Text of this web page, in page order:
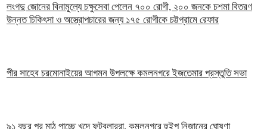
লংগদু জোনের বিনামূল্যে চক্ষুসেবা পেলেন ৭০০ রোগী, ২০০ জনকে চশমা বিতরণ
উন্নত চিকিৎসা ও অস্ত্রোপচারের জন্য ১৭৫ রোগীকে চট্টগ্রামে রেফার
পীর সাহেব চরমোনাইয়ের আগমন উপলক্ষে কমলনগরে ইজতেমার প্রস্তুতি সভা
৯১ বছর পর মাঠ পাচ্ছে খুদে ফুটবলাররা, কমলনগরে হুইপ নিজানের ঘোষণা